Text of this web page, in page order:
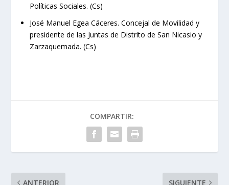
Políticas Sociales. (Cs)
José Manuel Egea Cáceres. Concejal de Movilidad y
presidente de las Juntas de Distrito de San Nicasio y
Zarzaquemada. (Cs)
COMPARTIR:
ANTERIOR SIGUIENTE